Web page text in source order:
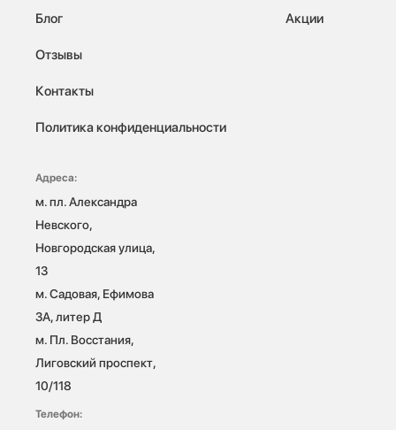
Блог
Отзывы
Контакты
Политика конфиденциальности
Акции
Адреса:
м. пл. Александра
Невского,
Новгородская улица,
13
м. Садовая, Ефимова
3А, литер Д
м. Пл. Восстания,
Лиговский проспект,
10/118
Телефон: